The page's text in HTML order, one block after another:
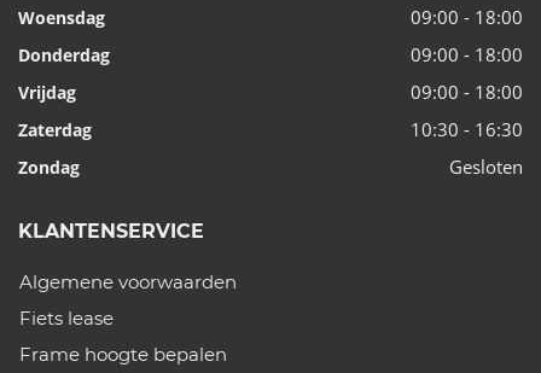
Woensdag 09:00 - 18:00
Donderdag 09:00 - 18:00
Vrijdag 09:00 - 18:00
Zaterdag 10:30 - 16:30
Zondag Gesloten
KLANTENSERVICE
Algemene voorwaarden
Fiets lease
Frame hoogte bepalen